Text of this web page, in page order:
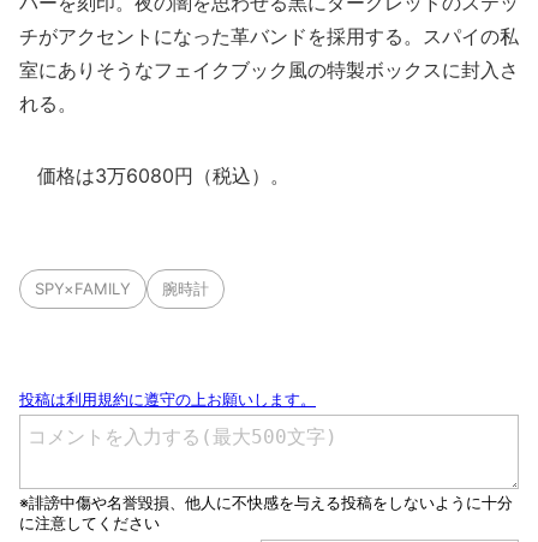
チがアクセントになった革バンドを採用する。スパイの私
室にありそうなフェイクブック風の特製ボックスに封入さ
れる。
価格は3万6080円（税込）。
SPY×FAMILY 腕時計